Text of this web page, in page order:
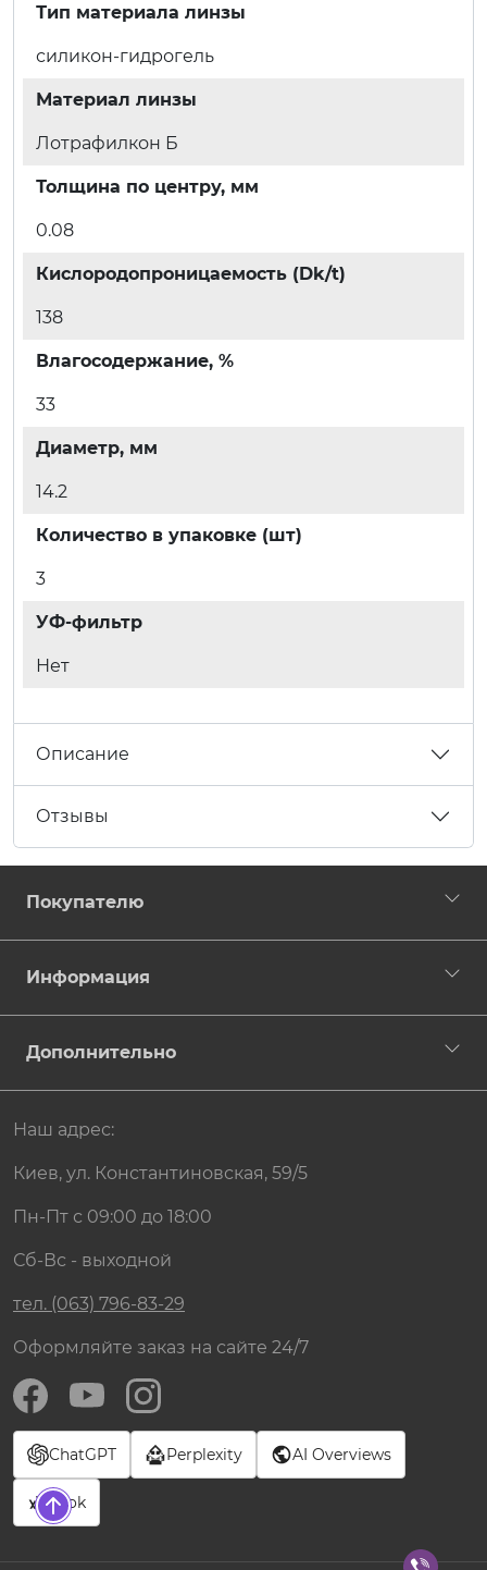
Тип материала линзы
силикон-гидрогель
Материал линзы
Лотрафилкон Б
Толщина по центру, мм
0.08
Кислородопроницаемость (Dk/t)
138
Влагосодержание, %
33
Диаметр, мм
14.2
Количество в упаковке (шт)
3
УФ-фильтр
Нет
Описание
Отзывы
Покупателю
Информация
Дополнительно
Наш адрес:
Киев, ул. Константиновская, 59/5
Пн-Пт с 09:00 до 18:00
Сб-Вс - выходной
тел. (063) 796-83-29
Оформляйте заказ на сайте 24/7
ChatGPT Perplexity AI Overviews
Grok